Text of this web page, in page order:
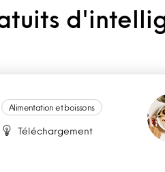
Alimentation et boissons
Téléchargement